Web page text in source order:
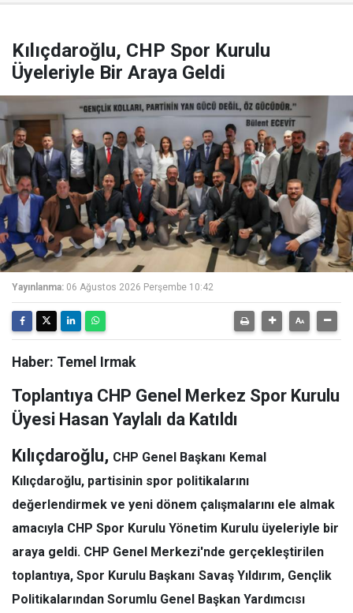
Kılıçdaroğlu, CHP Spor Kurulu
Üyeleriyle Bir Araya Geldi
Yayınlanma: 06 Ağustos 2026 Perşembe 10:42
Haber: Temel Irmak
Toplantıya CHP Genel Merkez Spor Kurulu
Üyesi Hasan Yaylalı da Katıldı
Kılıçdaroğlu, CHP Genel Başkanı Kemal
Kılıçdaroğlu, partisinin spor politikalarını
değerlendirmek ve yeni dönem çalışmalarını ele almak
amacıyla CHP Spor Kurulu Yönetim Kurulu üyeleriyle bir
araya geldi. CHP Genel Merkezi'nde gerçekleştirilen
toplantıya, Spor Kurulu Başkanı Savaş Yıldırım, Gençlik
Politikalarından Sorumlu Genel Başkan Yardımcısı